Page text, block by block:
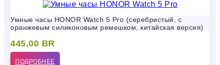
Умные часы HONOR Watch 5 Pro (серебристый, с
оранжевым силиконовым ремешком, китайская версия)
445,00 BR
ПОДРОБНЕЕ